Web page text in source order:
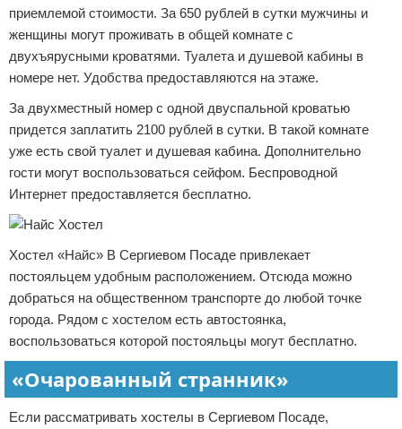
приемлемой стоимости. За 650 рублей в сутки мужчины и
женщины могут проживать в общей комнате с
двухъярусными кроватями. Туалета и душевой кабины в
номере нет. Удобства предоставляются на этаже.
За двухместный номер с одной двуспальной кроватью
придется заплатить 2100 рублей в сутки. В такой комнате
уже есть свой туалет и душевая кабина. Дополнительно
гости могут воспользоваться сейфом. Беспроводной
Интернет предоставляется бесплатно.
Хостел «Найс» В Сергиевом Посаде привлекает
постояльцем удобным расположением. Отсюда можно
добраться на общественном транспорте до любой точке
города. Рядом с хостелом есть автостоянка,
воспользоваться которой постояльцы могут бесплатно.
«Очарованный странник»
Если рассматривать хостелы в Сергиевом Посаде,